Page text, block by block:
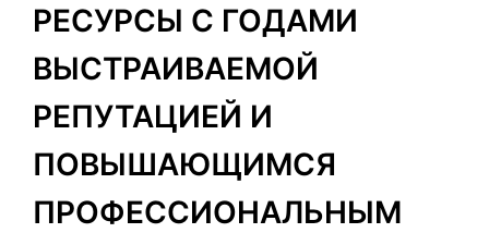
РЕСУРСЫ С ГОДАМИ
ВЫСТРАИВАЕМОЙ
РЕПУТАЦИЕЙ И
ПОВЫШАЮЩИМСЯ
ПРОФЕССИОНАЛЬНЫМ